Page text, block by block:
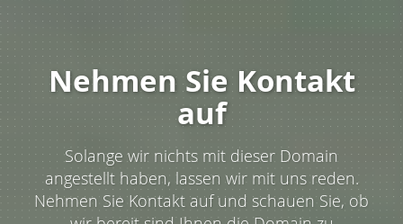
Nehmen Sie Kontakt
auf
Solange wir nichts mit dieser Domain
angestellt haben, lassen wir mit uns reden.
Nehmen Sie Kontakt auf und schauen Sie, ob